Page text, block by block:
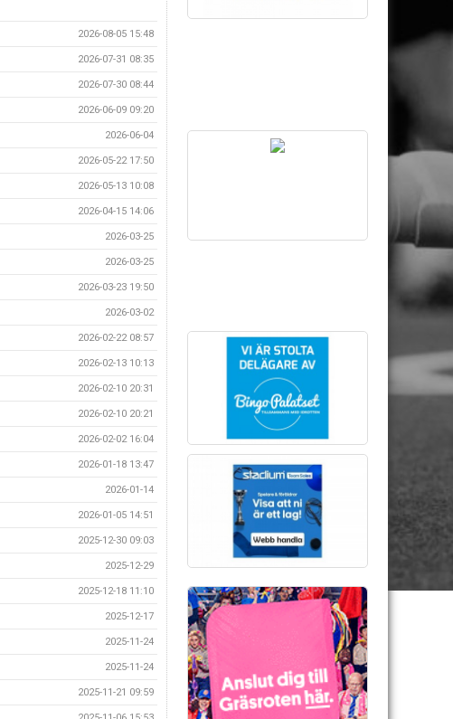
2026-08-05 15:48
2026-07-31 08:35
2026-07-30 08:44
2026-06-09 09:20
2026-06-04
2026-05-22 17:50
2026-05-13 10:08
2026-04-15 14:06
2026-03-25
2026-03-25
2026-03-23 19:50
2026-03-02
2026-02-22 08:57
2026-02-13 10:13
2026-02-10 20:31
2026-02-10 20:21
2026-02-02 16:04
2026-01-18 13:47
2026-01-14
2026-01-05 14:51
2025-12-30 09:03
2025-12-29
2025-12-18 11:10
2025-12-17
2025-11-24
2025-11-24
2025-11-21 09:59